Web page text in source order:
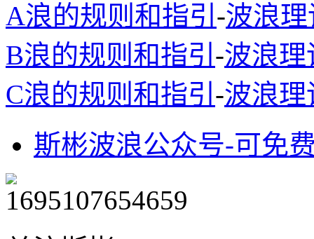
A浪的规则和指引 -波浪
B浪的规则和指引 -波浪
C浪的规则和指引 -波浪理
斯彬波浪公众号-可免